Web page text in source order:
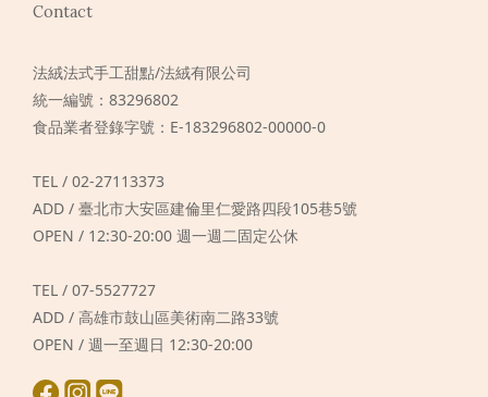
Contact
法絨法式手工甜點/法絨有限公司
統一編號：83296802
食品業者登錄字號：E-183296802-00000-0
TEL / 02-27113373
ADD / 臺北市大安區建倫里仁愛路四段105巷5號
OPEN / 12:30-20:00 週一週二固定公休
TEL / 07-5527727
ADD / 高雄市鼓山區美術南二路33號
OPEN / 週一至週日 12:30-20:00